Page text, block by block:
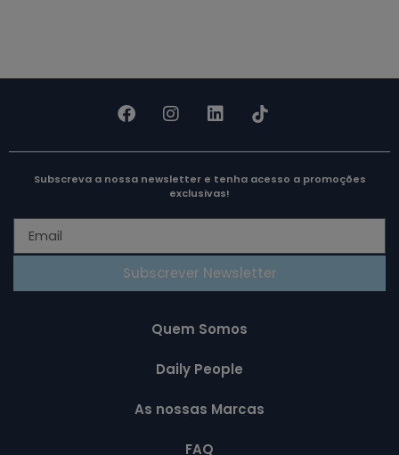
Subscreva a nossa newsletter e tenha acesso a promoções
exclusivas!
Subscrever Newsletter
Quem Somos
Daily People
As nossas Marcas
FAQ